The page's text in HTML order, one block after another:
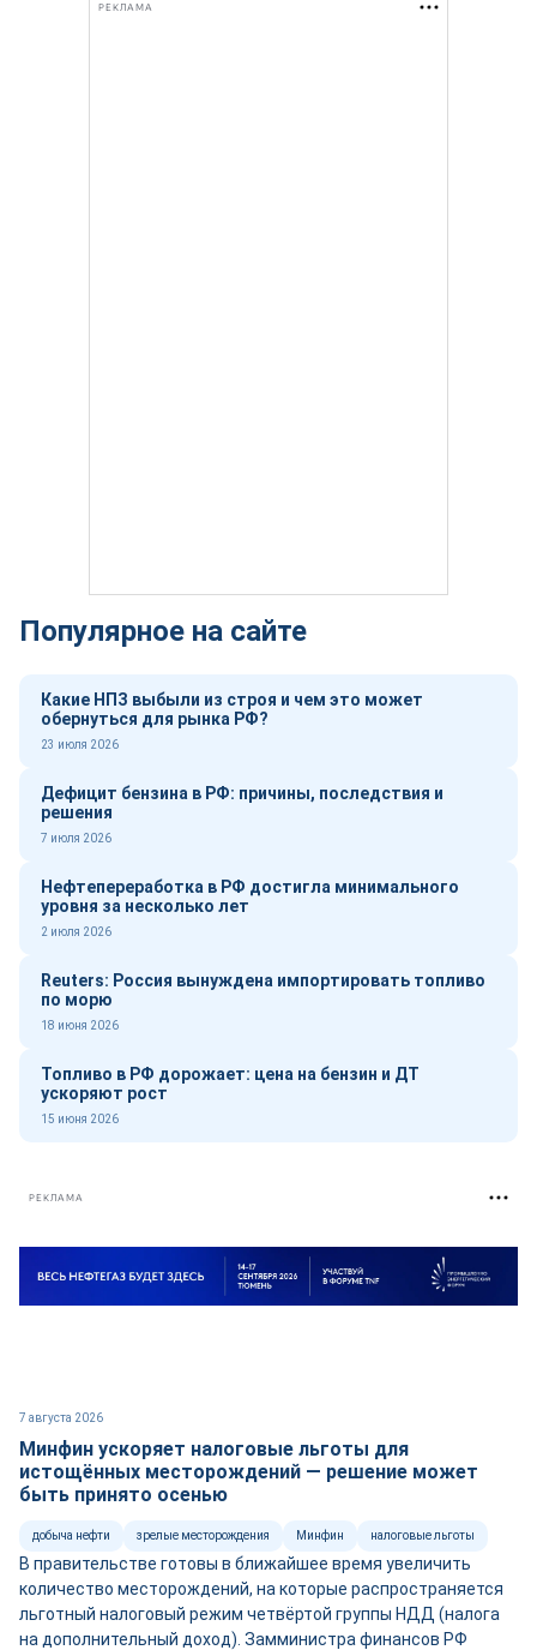
РЕКЛАМА
Популярное на сайте
Какие НПЗ выбыли из строя и чем это может
обернуться для рынка РФ?
23 июля 2026
Дефицит бензина в РФ: причины, последствия и
решения
7 июля 2026
Нефтепереработка в РФ достигла минимального
уровня за несколько лет
2 июля 2026
Reuters: Россия вынуждена импортировать топливо
по морю
18 июня 2026
Топливо в РФ дорожает: цена на бензин и ДТ
ускоряют рост
15 июня 2026
РЕКЛАМА
7 августа 2026
Минфин ускоряет налоговые льготы для
истощённых месторождений — решение может
быть принято осенью
добыча нефти зрелые месторождения Минфин налоговые льготы
В правительстве готовы в ближайшее время увеличить
количество месторождений, на которые распространяется
льготный налоговый режим четвёртой группы НДД (налога
на дополнительный доход). Замминистра финансов РФ